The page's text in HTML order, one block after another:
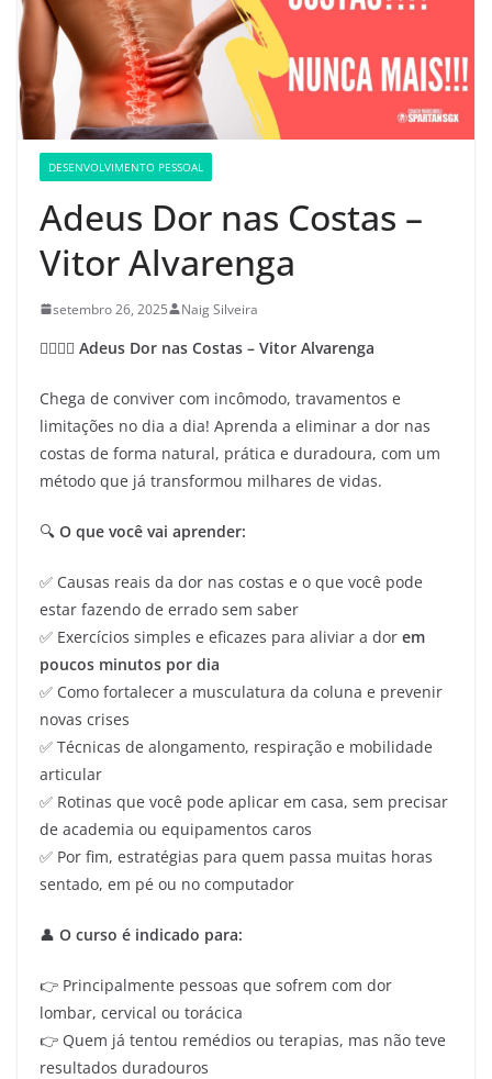
DESENVOLVIMENTO PESSOAL
Adeus Dor nas Costas –
Vitor Alvarenga
setembro 26, 2025 Naig Silveira
💆‍♂️🧘‍♀️ Adeus Dor nas Costas – Vitor Alvarenga
Chega de conviver com incômodo, travamentos e
limitações no dia a dia! Aprenda a eliminar a dor nas
costas de forma natural, prática e duradoura, com um
método que já transformou milhares de vidas.
🔍 O que você vai aprender:
✅ Causas reais da dor nas costas e o que você pode
estar fazendo de errado sem saber
✅ Exercícios simples e eficazes para aliviar a dor em
poucos minutos por dia
✅ Como fortalecer a musculatura da coluna e prevenir
novas crises
✅ Técnicas de alongamento, respiração e mobilidade
articular
✅ Rotinas que você pode aplicar em casa, sem precisar
de academia ou equipamentos caros
✅ Por fim, estratégias para quem passa muitas horas
sentado, em pé ou no computador
👤 O curso é indicado para:
👉 Principalmente pessoas que sofrem com dor
lombar, cervical ou torácica
👉 Quem já tentou remédios ou terapias, mas não teve
resultados duradouros